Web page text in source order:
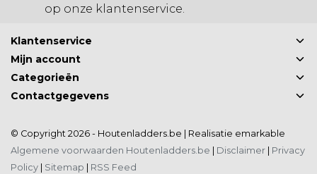
op onze klantenservice.
Klantenservice
Mijn account
Categorieën
Contactgegevens
© Copyright 2026 - Houtenladders.be | Realisatie emarkable
Algemene voorwaarden Houtenladders.be
Disclaimer
Privacy
Policy
Sitemap RSS Feed